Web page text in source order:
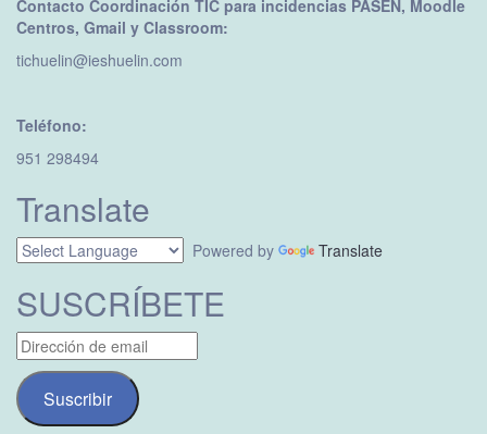
Contacto Coordinación TIC para incidencias PASEN, Moodle
Centros, Gmail y Classroom:
tichuelin@ieshuelin.com
Teléfono:
951 298494
Translate
Powered by Translate
SUSCRÍBETE
Dirección
de
email
Suscribir